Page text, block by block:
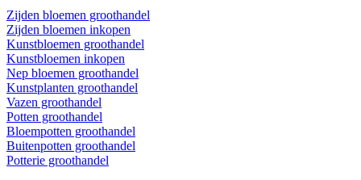
Zijden bloemen groothandel
Zijden bloemen inkopen
Kunstbloemen groothandel
Kunstbloemen inkopen
Nep bloemen groothandel
Kunstplanten groothandel
Vazen groothandel
Potten groothandel
Bloempotten groothandel
Buitenpotten groothandel
Potterie groothandel